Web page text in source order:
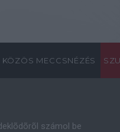
KÖZÖS MECCSNÉZÉS
számol be